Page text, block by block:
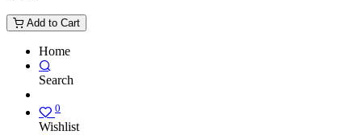
Add to Cart
Home
Search
0
Wishlist